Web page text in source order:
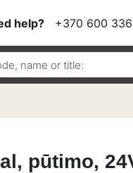
help? +370 600
pūtimo,